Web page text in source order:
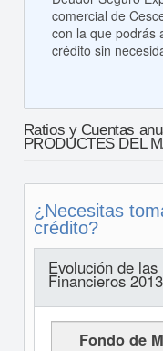
comercial de
con la que podrás
crédito sin
Ratios y Cuentas
PRODUCTES DEL
¿Necesitas
crédito?
Evolución de
Financieros
Fondo de